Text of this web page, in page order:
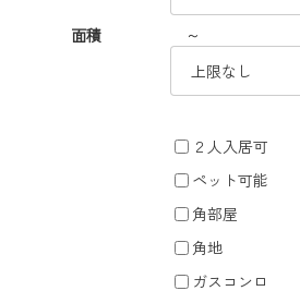
面積 ～
２人入居可
ペット可能
角部屋
角地
ガスコンロ